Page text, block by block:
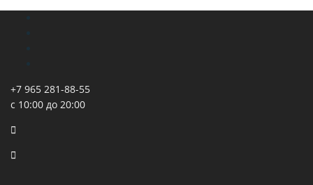
+7 965 281-88-55
с 10:00 до 20:00